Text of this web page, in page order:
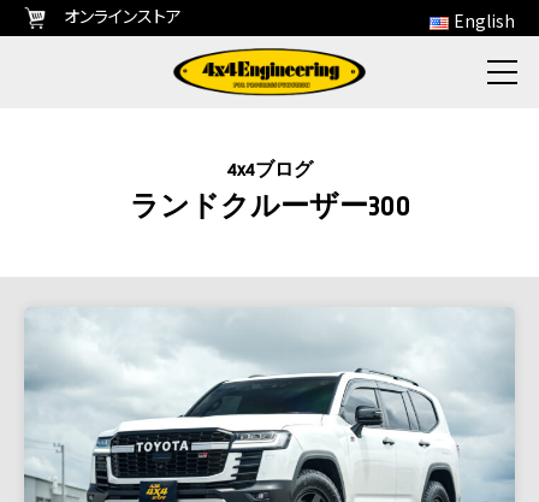
オンラインストア English
4x4ブログ
ランドクルーザー300